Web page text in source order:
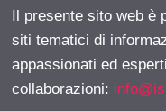
Il presente sito web
siti tematici di
appassionati ed
collaborazioni: